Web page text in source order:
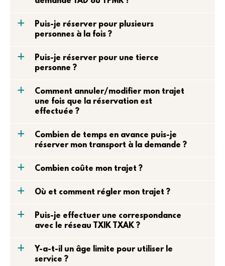
a
Puis-je réserver pour plusieurs
personnes à la fois ?
a
Puis-je réserver pour une tierce
personne ?
a
Comment annuler/modifier mon trajet
une fois que la réservation est
effectuée ?
a
Combien de temps en avance puis-je
réserver mon transport à la demande ?
a Combien coûte mon trajet ?
a Où et comment régler mon trajet ?
a
Puis-je effectuer une correspondance
avec le réseau TXIK TXAK ?
a
Y-a-t-il un âge limite pour utiliser le
service ?